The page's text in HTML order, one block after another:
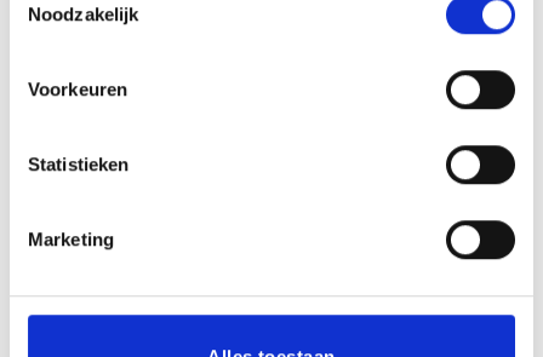
Noodzakelijk
Voorkeuren
Statistieken
Marketing
BEOORDELINGEN (0)
geschikt om te gebruiken in halsbanden. Het plaatje is van
prijs van het graveerplaatje.